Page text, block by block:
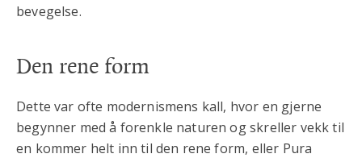
bevegelse.
Den rene form
Dette var ofte modernismens kall, hvor en gjerne
begynner med å forenkle naturen og skreller vekk til
en kommer helt inn til den rene form, eller Pura